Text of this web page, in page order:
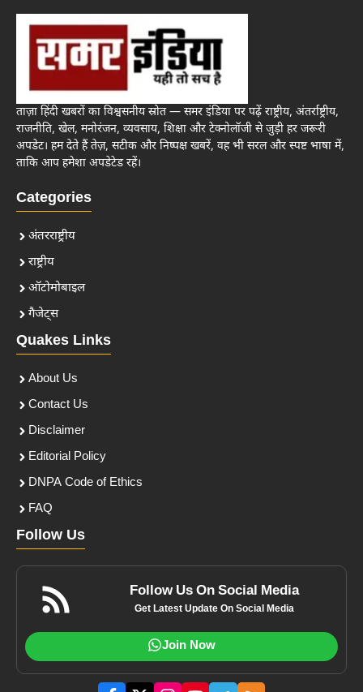
ताज़ा हिंदी खबरों का विश्वसनीय स्रोत — समर इंडिया पर पढ़ें राष्ट्रीय, अंतर्राष्ट्रीय,
राजनीति, खेल, मनोरंजन, व्यवसाय, शिक्षा और टेक्नोलॉजी से जुड़ी हर जरूरी
अपडेट। हम देते हैं तेज़, सटीक और निष्पक्ष खबरें, वह भी सरल और स्पष्ट भाषा में,
ताकि आप हमेशा अपडेटेड रहें।
Categories
अंतरराष्ट्रीय
राष्ट्रीय
ऑटोमोबाइल
गैजेट्स
Quakes Links
About Us
Contact Us
Disclaimer
Editorial Policy
DNPA Code of Ethics
FAQ
Follow Us
Follow Us On Social Media
Get Latest Update On Social Media
Join Now